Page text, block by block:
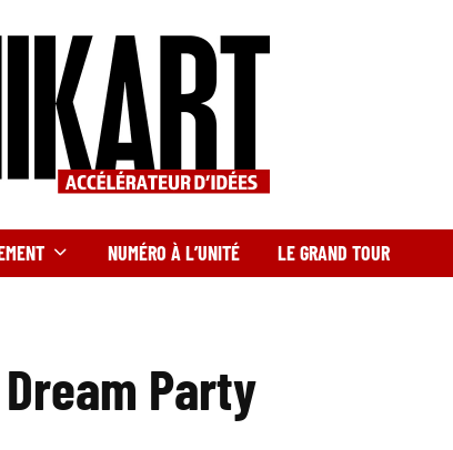
NUMÉRO À L’UNITÉ LE GRAND TOUR
Party